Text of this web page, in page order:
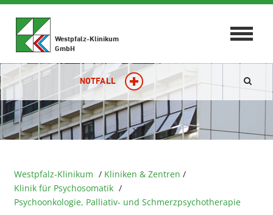
Toggle
Westpfalz-Klinikum
GmbH
NOTFALL
Westpfalz-Klinikum / Kliniken & Zentren /
Klinik für Psychosomatik /
Psychoonkologie, Palliativ- und Schmerzpsychotherapie